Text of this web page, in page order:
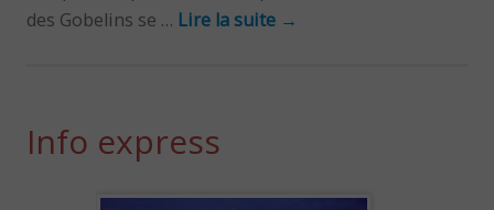
des Gobelins se … Lire la suite →
Info express